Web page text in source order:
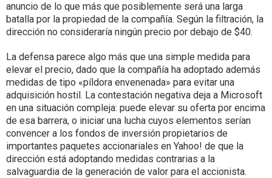
anuncio de lo que más que posiblemente será una larga
batalla por la propiedad de la compañía. Según la filtración, la
dirección no consideraría ningún precio por debajo de $40.
La defensa parece algo más que una simple medida para
elevar el precio, dado que la compañía ha adoptado además
medidas de tipo «píldora envenenada» para evitar una
adquisición hostil. La contestación negativa deja a Microsoft
en una situación compleja: puede elevar su oferta por encima
de esa barrera, o iniciar una lucha cuyos elementos serían
convencer a los fondos de inversión propietarios de
importantes paquetes accionariales en Yahoo! de que la
dirección está adoptando medidas contrarias a la
salvaguardia de la generación de valor para el accionista.